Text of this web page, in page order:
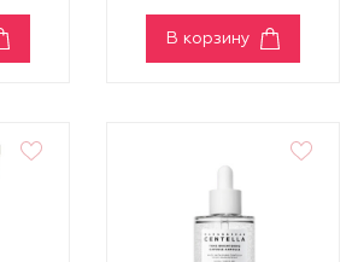
В корзину